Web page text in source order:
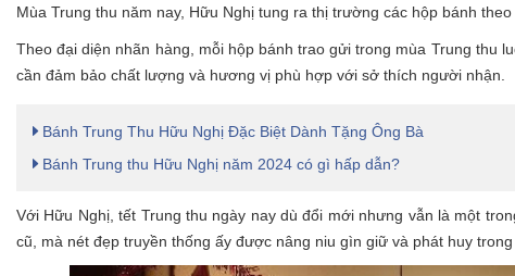
Mùa Trung thu năm nay, Hữu Nghị tung ra thị trường các hộp bánh
Theo đại diện nhãn hàng, mỗi hộp bánh trao gửi trong mùa Trung thu
cần đảm bảo chất lượng và hương vị phù hợp với sở thích người nhận.
Bánh Trung Thu Hữu Nghị Đặc Biệt Dành Tặng Ông Bà
Bánh Trung thu Hữu Nghị năm 2024 có gì hấp dẫn?
Với Hữu Nghị, tết Trung thu ngày nay dù đổi mới nhưng vẫn là một
cũ, mà nét đẹp truyền thống ấy được nâng niu gìn giữ và phát huy